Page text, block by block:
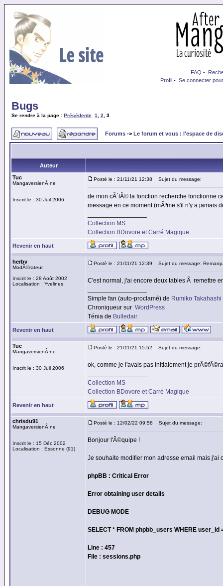
FAQ -
Profil - Se connecter
Bugs
Se rendre à la page : Précédente 1 2 3
Forums -> Le forum et vous : l'espace de
Auteur
Tuc
MangaversienÂ·ne
Inscrit le : 30 Juil 2006
Posté le : 21/11/21 12:38 Sujet du message:
de mon cÃ´tÃ© la fonction recherche fonctionne
message en ce moment (mÃªme s'il n'y a jamais
Collection MS
Collection BDovore et Carré Magique
Revenir en haut
herbv
ModÃ©rateur
Inscrit le : 28 Août 2002
Localisation : Yvelines
Posté le : 21/11/21 12:39 Sujet du message:
C'est normal, j'ai encore deux tables Ã remettre
Simple fan (auto-proclamé) de Rumiko Takahashi
Chroniqueur sur WordPress
Ténia de Bulledair
Revenir en haut
Tuc
MangaversienÂ·ne
Inscrit le : 30 Juil 2006
Posté le : 21/11/21 15:52 Sujet du message:
ok, comme je l'avais pas initialement je
Collection MS
Collection BDovore et Carré Magique
Revenir en haut
chrisdu91
MangaversienÂ·ne
Inscrit le : 15 Déc 2002
Localisation : Essonne (91)
Posté le : 12/02/22 09:58 Sujet du message:
Bonjour l'Ã©quipe !
Je souhaite modifier mon adresse email mais j'ai
phpBB : Critical Error
Error obtaining user details
DEBUG MODE
SELECT * FROM phpbb_users WHERE user_id
Line : 457
File : sessions.php